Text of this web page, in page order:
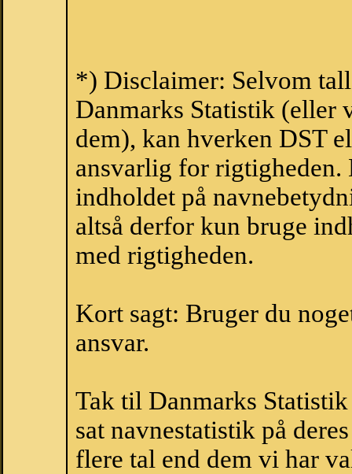
*) Disclaimer: Selvom
Danmarks Statistik (eller
dem), kan hverken DST
ansvarlig for
indholdet på
altså derfor kun bruge
med rigtigheden.
Kort sagt: Bruger du
ansvar.
Tak til Danmarks
sat navnestatistik på
flere tal end dem vi har